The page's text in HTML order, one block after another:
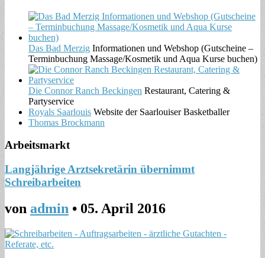
Das Bad Merzig Informationen und Webshop (Gutscheine –
Terminbuchung Massage/Kosmetik und Aqua Kurse buchen)
Die Connor Ranch Beckingen Restaurant, Catering &
Partyservice
Royals Saarlouis Website der Saarlouiser Basketballer
Thomas Brockmann
Arbeitsmarkt
Langjährige Arztsekretärin übernimmt
Schreibarbeiten
von admin • 05. April 2016